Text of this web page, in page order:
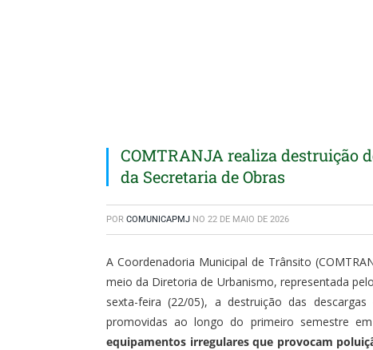
COMTRANJA realiza destruição
da Secretaria de Obras
POR COMUNICAPMJ NO 22 DE MAIO DE 2026
A Coordenadoria Municipal de Trânsito
meio da Diretoria de Urbanismo, representada
sexta-feira (22/05), a destruição das
promovidas ao longo do primeiro semestre
equipamentos irregulares que provocam